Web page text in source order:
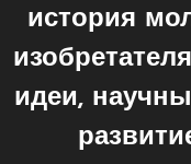
история
идеи,